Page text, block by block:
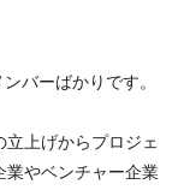
バーばかりです。
上げからプロジェ
業やベンチャー企業